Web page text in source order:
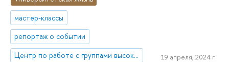
мастер-классы
репортаж о событии
Центр по работе с группами высокого профессионального потенциала
19 апреля, 2024 г.